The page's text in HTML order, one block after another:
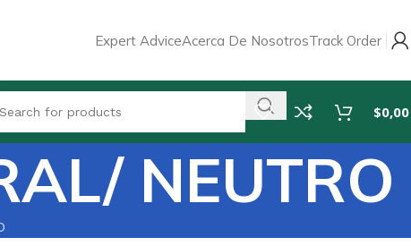
Expert AdviceAcerca De NosotrosTrack Order
$0,00
NEUTRO